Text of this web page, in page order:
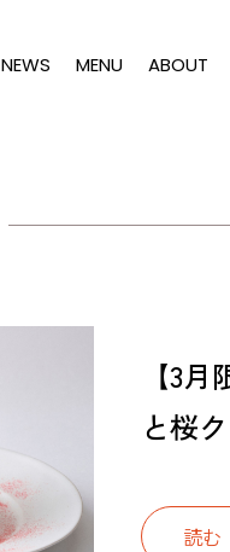
NEWS MENU ABOUT
【3
と桜
読む